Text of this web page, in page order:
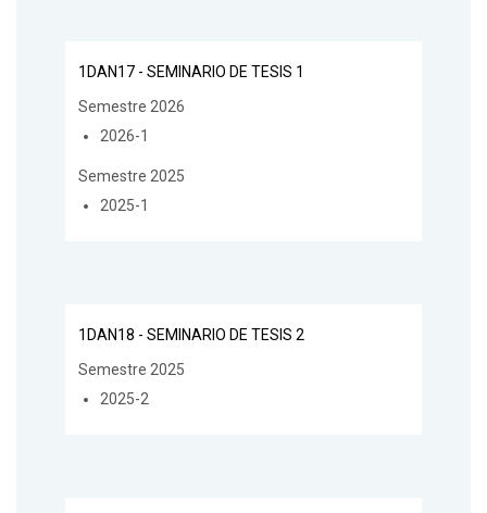
1DAN17 - SEMINARIO DE TESIS 1
Semestre 2026
2026-1
Semestre 2025
2025-1
1DAN18 - SEMINARIO DE TESIS 2
Semestre 2025
2025-2